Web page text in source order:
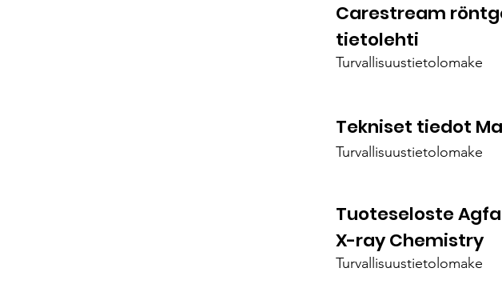
Carestream
tietolehti
Turvallisuustietolomake
Tekniset tiedot
Turvallisuustietolomake
Tuoteseloste
X-ray Chemistry
Turvallisuustietolomake